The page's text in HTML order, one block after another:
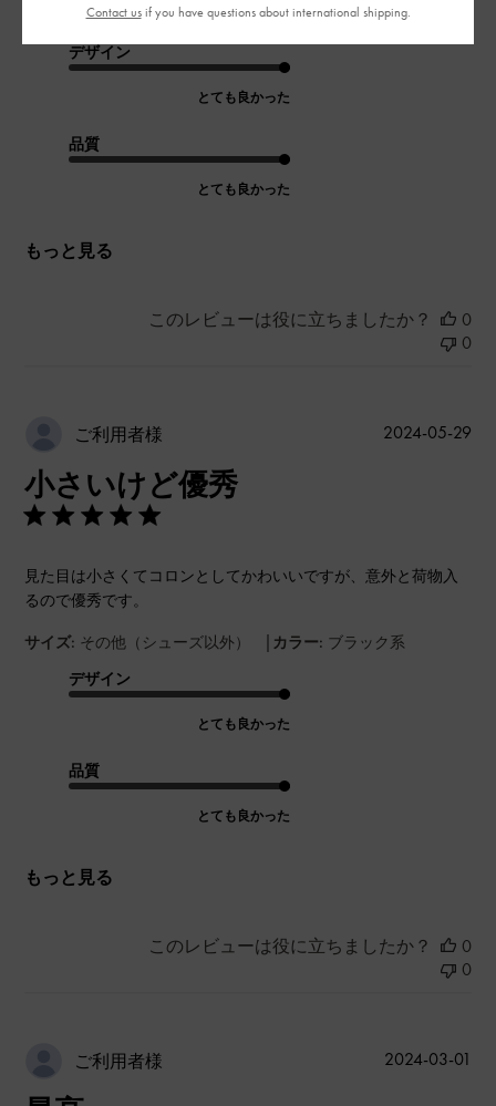
その他（シューズ以外） |カラー: ブラック系
デザイン
とても良かった
品質
とても良かった
もっと見る
このレビューは役に立ちましたか？
0
0
ご利用者様
小さいけど優秀
見た目は小さくてコロンとしてかわいいですが、意外と荷物入
るので優秀です。
サイズ: その他（シューズ以外） | カラー: ブラック系
デザイン
とても良かった
品質
とても良かった
もっと見る
公
2024-05-29
このレビューは役に立ちましたか？
0
0
ご利用者様 2024-03-01
Contact usif you have questions about international shipping.